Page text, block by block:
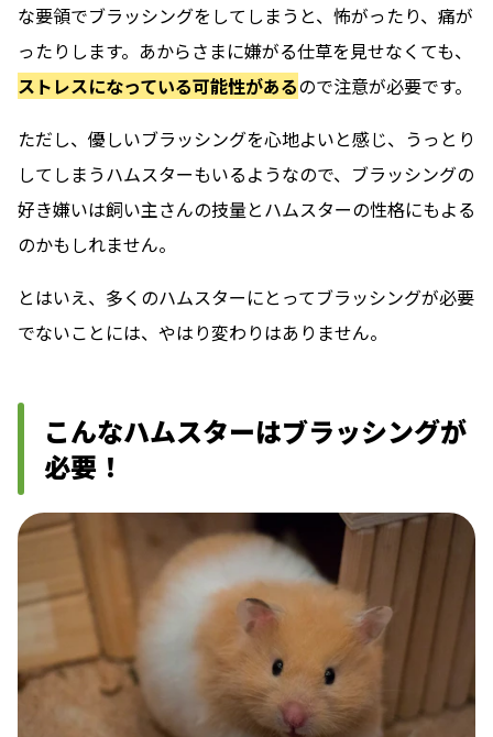
な要領でブラッシングをしてしまうと、怖がったり、痛が
ったりします。あからさまに嫌がる仕草を見せなくても、
ストレスになっている可能性があるので注意が必要です。
ただし、優しいブラッシングを心地よいと感じ、うっとり
してしまうハムスターもいるようなので、ブラッシングの
好き嫌いは飼い主さんの技量とハムスターの性格にもよる
のかもしれません。
とはいえ、多くのハムスターにとってブラッシングが必要
でないことには、やはり変わりはありません。
こんなハムスターはブラッシングが
必要！